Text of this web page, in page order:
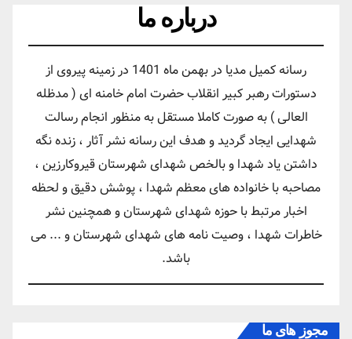
درباره ما
رسانه کمیل مدیا در بهمن ماه 1401 در زمینه پیروی از
دستورات رهبر کبیر انقلاب حضرت امام خامنه ای ( مدظله
العالی ) به صورت کاملا مستقل به منظور انجام رسالت
شهدایی ایجاد گردید و هدف این رسانه نشر آثار ، زنده نگه
داشتن یاد شهدا و بالخص شهدای شهرستان قیروکارزین ،
مصاحبه با خانواده های معظم شهدا ، پوشش دقیق و لحظه
اخبار مرتبط با حوزه شهدای شهرستان و همچنین نشر
خاطرات شهدا ، وصیت نامه های شهدای شهرستان و ... می
باشد.
مجوز های ما